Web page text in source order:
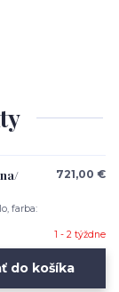
farba:
721,00 €
1 - 2 týždne
do košíka